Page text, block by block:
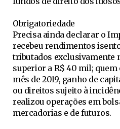
Obrigatoriedade
Precisa ainda declarar o
recebeu rendimentos
tributados exclusivamente
superior a R$ 40 mil; quem
mês de 2019, ganho de
ou direitos sujeito à
realizou operações em
mercadorias e de futuros.